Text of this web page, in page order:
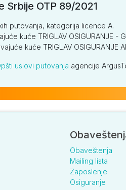
Srbije OTP 89/2021
putovanja, kategorija licence A.
kuće TRIGLAV OSIGURANJE
kuće TRIGLAV OSIGURANJE
uslovi putovanja agencije
Obaveštenja
Mailing lista
Zaposlenje
Osiguranje